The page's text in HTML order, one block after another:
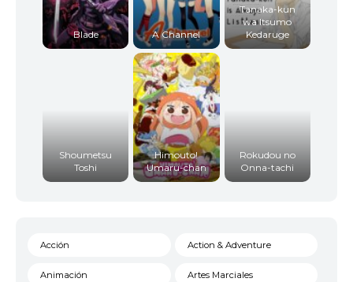
Blade A Channel
Tanaka-kun
wa Itsumo
Kedaruge
Shoumetsu
Toshi
Himouto!
Umaru-chan
Rokudou no
Onna-tachi
Acción Action & Adventure
Animación Artes Marciales